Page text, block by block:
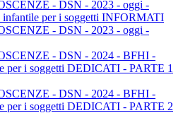
- DSN - 2023 - oggi -
per i soggetti INFORMATI
- DSN - 2023 - oggi -
- DSN - 2024 - BFHI -
per i soggetti DEDICATI - PARTE 1
- DSN - 2024 - BFHI -
per i soggetti DEDICATI - PARTE 2